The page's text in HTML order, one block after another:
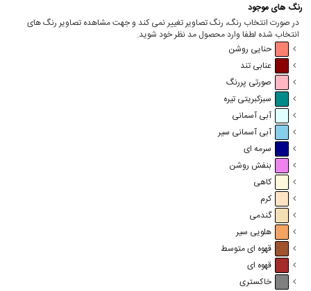
رنگ های موجود
در صورت انتخاب رنگ، رنگ تصاویر تغییر نمی کند و جهت مشاهده تصاویر رنگ های
انتخاب شده لطفا وارد محصول مد نظر خود شوید.
حنایی روشن
عنابی تند
صورتی پررنگ
سبزکبریتی تیره
آبی آسمانی
آبی آسمانی سیر
سرمه ای
بنفش روشن
کاهی
کرم
گندمی
هلویی سیر
قهوه ای متوسط
قهوه ای
خاکستری